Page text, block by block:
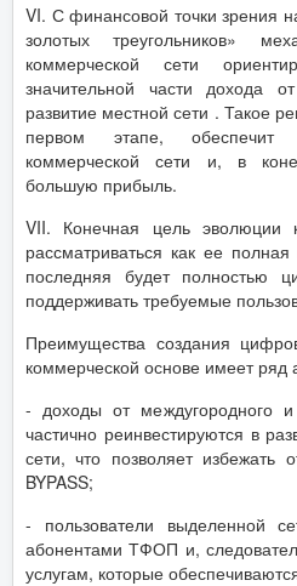
VI. С финансовой точки зрения
золотых треугольников»
коммерческой сети
значительной части дохода
развитие местной сети . Такое
первом этапе, обеспечит
коммерческой сети и, в
большую прибыль.
VII. Конечная цель эволюции
рассматриваться как ее
последняя будет полностью
поддерживать требуемые
Преимущества создания
коммерческой основе имеет ряд
- доходы от междугородного
частично реинвестируются в
сети, что позволяет избежать
BYPASS;
- пользователи выделенной
абонентами ТФОП и,
услугам, которые